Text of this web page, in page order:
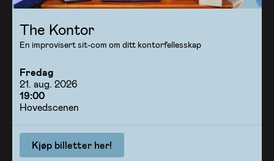
The Kontor
En improvisert sit-com om ditt kontorfellesskap
Fredag
21. aug. 2026
19:00
Hovedscenen
Kjøp billetter her!